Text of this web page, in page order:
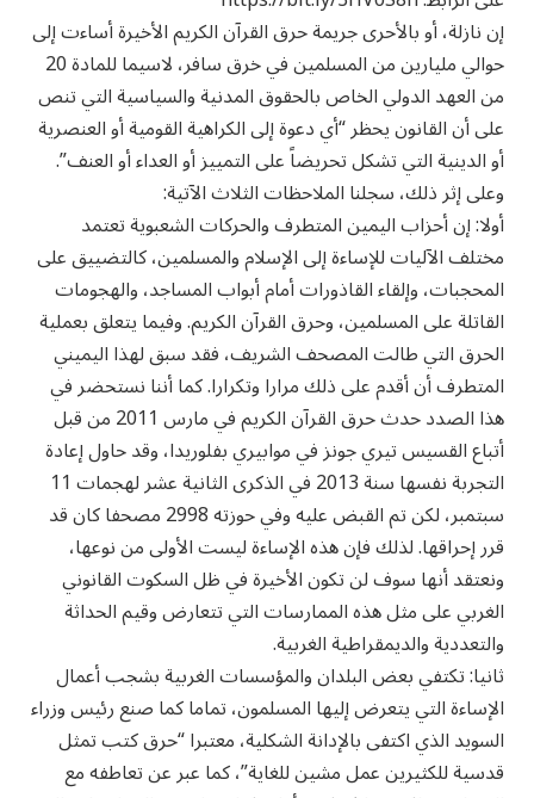
إن نازلة، أو بالأحرى جريمة حرق القرآن الكريم الأخيرة أساءت إلى
حوالي مليارين من المسلمين في خرق سافر، لاسيما للمادة 20
من العهد الدولي الخاص بالحقوق المدنية والسياسية التي تنص
على أن القانون يحظر “أي دعوة إلى الكراهية القومية أو العنصرية
أو الدينية التي تشكل تحريضاً على التمييز أو العداء أو العنف”.
وعلى إثر ذلك، سجلنا الملاحظات الثلاث الآتية:
أولا: إن أحزاب اليمين المتطرف والحركات الشعبوية تعتمد
مختلف الآليات للإساءة إلى الإسلام والمسلمين، كالتضييق على
المحجبات، وإلقاء القاذورات أمام أبواب المساجد، والهجومات
القاتلة على المسلمين، وحرق القرآن الكريم. وفيما يتعلق بعملية
الحرق التي طالت المصحف الشريف، فقد سبق لهذا اليميني
المتطرف أن أقدم على ذلك مرارا وتكرارا. كما أننا نستحضر في
هذا الصدد حدث حرق القرآن الكريم في مارس 2011 من قبل
أتباع القسيس تيري جونز في موابيري بفلوريدا، وقد حاول إعادة
التجربة نفسها سنة 2013 في الذكرى الثانية عشر لهجمات 11
سبتمبر، لكن تم القبض عليه وفي حوزته 2998 مصحفا كان قد
قرر إحراقها. لذلك فإن هذه الإساءة ليست الأولى من نوعها،
ونعتقد أنها سوف لن تكون الأخيرة في ظل السكوت القانوني
الغربي على مثل هذه الممارسات التي تتعارض وقيم الحداثة
والتعددية والديمقراطية الغربية.
ثانيا: تكتفي بعض البلدان والمؤسسات الغربية بشجب أعمال
الإساءة التي يتعرض إليها المسلمون، تماما كما صنع رئيس وزراء
السويد الذي اكتفى بالإدانة الشكلية، معتبرا “حرق كتب تمثل
قدسية للكثيرين عمل مشين للغاية”، كما عبر عن تعاطفه مع